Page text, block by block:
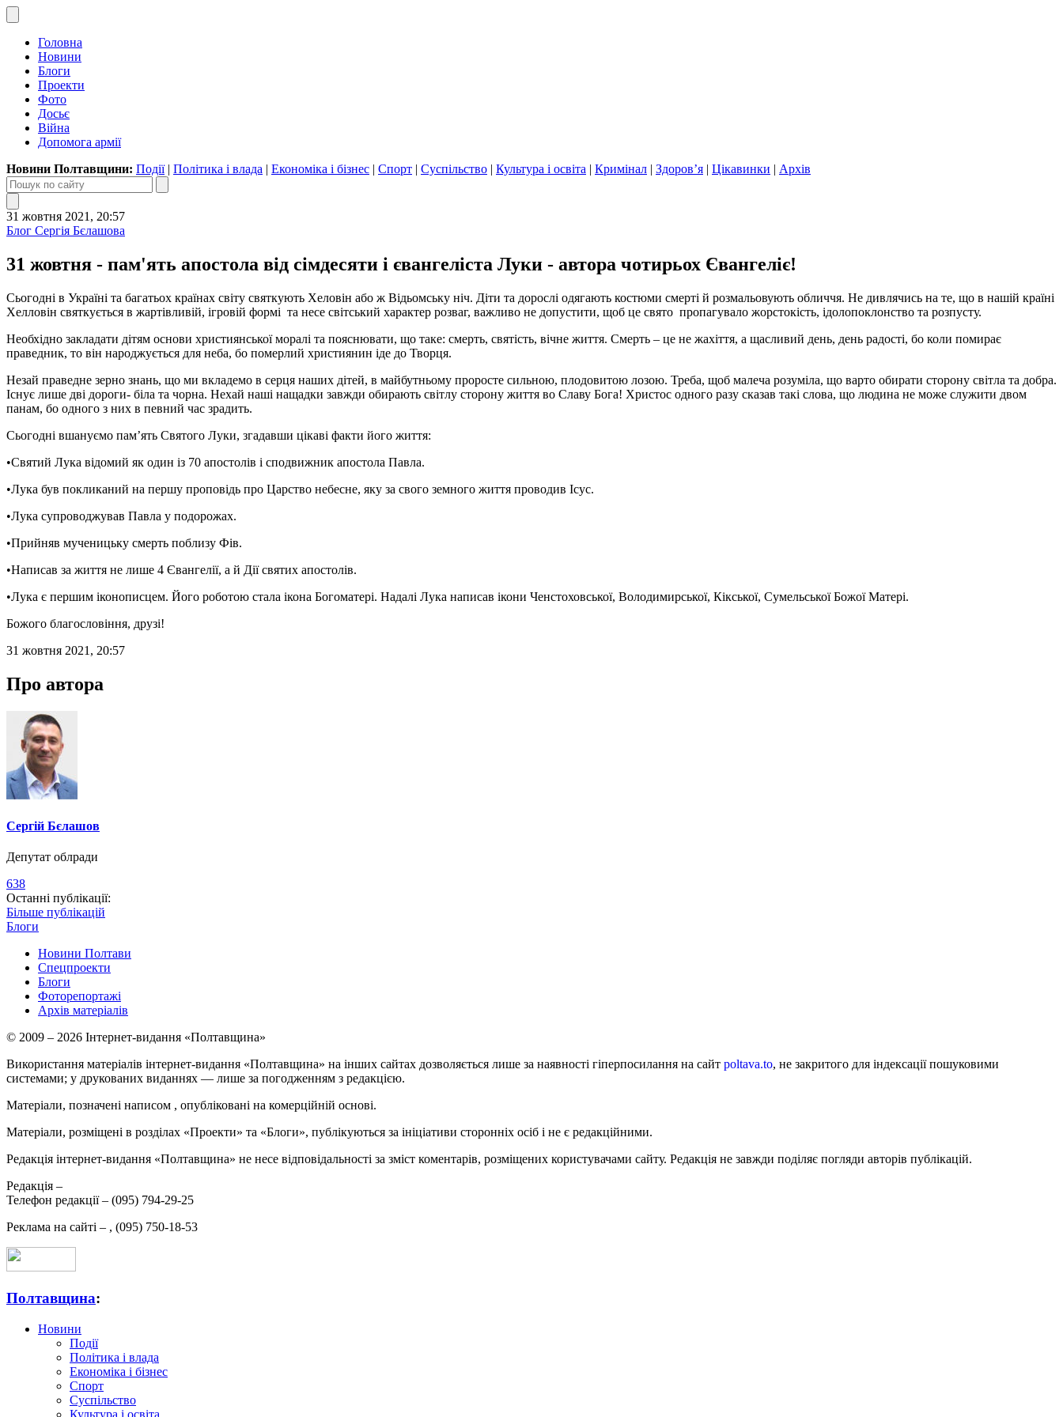
Головна
Новини
Блоги
Проекти
Фото
Досьє
Війна
Допомога армії
Новини Полтавщини: Події| Політика і влада | Економіка і бізнес | Спорт | Суспільство | Культура і освіта | Кримінал | Здоров’я | Цікавинки | Архів
31 жовтня 2021, 20:57
Блог Сергія Бєлашова
31 жовтня - пам'ять апостола від сімдесяти і євангеліста Луки - автора чотирьох Євангеліє!
Сьогодні в Україні та багатьох країнах світу святкують Хеловін або ж Відьомську ніч. Діти та дорослі одягають костюми смерті й розмальовують обличчя. Не дивлячись на те, що в нашій країні
Хелловін святкується в жартівливій, ігровій формі та несе світський характер розваг, важливо не допустити, щоб це свято пропагувало жорстокість, ідолопоклонство та розпусту.
Необхідно закладати дітям основи християнської моралі та пояснювати, що таке: смерть, святість, вічне життя. Смерть – це не жахіття, а щасливий день, день радості, бо коли помирає
праведник, то він народжується для неба, бо померлий християнин іде до Творця.
Незай праведне зерно знань, що ми вкладемо в серця наших дітей, в майбутньому проросте сильною, плодовитою лозою. Треба, щоб малеча розуміла, що варто обирати сторону світла та добра.
Існує лише дві дороги- біла та чорна. Нехай наші нащадки завжди обирають світлу сторону життя во Славу Бога! Христос одного разу сказав такі слова, що людина не може служити двом
панам, бо одного з них в певний час зрадить.
Сьогодні вшануємо пам’ять Святого Луки, згадавши цікаві факти його життя:
•Святий Лука відомий як один із 70 апостолів і сподвижник апостола Павла.
•Лука був покликаний на першу проповідь про Царство небесне, яку за свого земного життя проводив Ісус.
•Лука супроводжував Павла у подорожах.
•Прийняв мученицьку смерть поблизу Фів.
•Написав за життя не лише 4 Євангелії, а й Дії святих апостолів.
•Лука є першим іконописцем. Його роботою стала ікона Богоматері. Надалі Лука написав ікони Ченстоховської, Володимирської, Кікської, Сумельської Божої Матері.
Божого благословіння, друзі!
31 жовтня 2021, 20:57
Про автора
Сергій Бєлашов
Депутат облради
638
Останні публікації:
Більше публікацій
Блоги
Новини Полтави
Спецпроекти
Блоги
Фоторепортажі
Архів матеріалів
© 2009 – 2026 Інтернет-видання «Полтавщина»
Використання матеріалів інтернет-видання «Полтавщина» на інших сайтах дозволяється лише за наявності гіперпосилання на сайт poltava.to, не закритого для індексації пошуковими
системами; у друкованих виданнях — лише за погодженням з редакцією.
Матеріали, позначені написом , опубліковані на комерційній основі.
Матеріали, розміщені в розділах «Проекти» та «Блоги», публікуються за ініціативи сторонніх осіб і не є редакційними.
Редакція інтернет-видання «Полтавщина» не несе відповідальності за зміст коментарів, розміщених користувачами сайту. Редакція не завжди поділяє погляди авторів публікацій.
Редакція –
Телефон редакції – (095) 794-29-25
Реклама на сайті – , (095) 750-18-53
Полтавщина:
Новини
Події
Політика і влада
Економіка і бізнес
Спорт
Суспільство
Культура і освіта